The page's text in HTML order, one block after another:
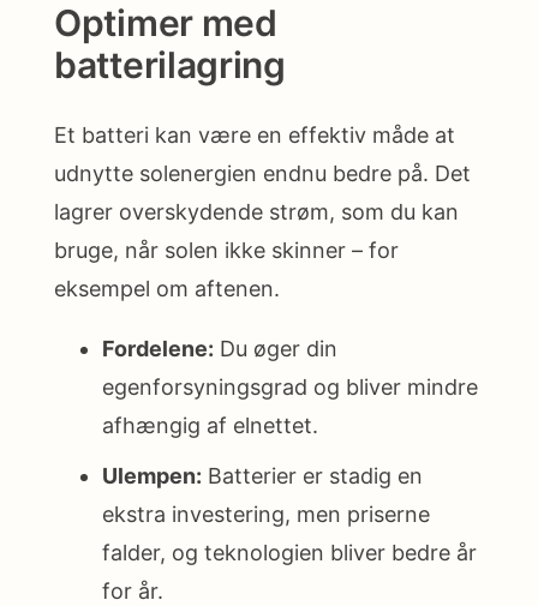
Optimer med
batterilagring
Et batteri kan være en effektiv måde at
udnytte solenergien endnu bedre på. Det
lagrer overskydende strøm, som du kan
bruge, når solen ikke skinner – for
eksempel om aftenen.
Fordelene: Du øger din
egenforsyningsgrad og bliver mindre
afhængig af elnettet.
Ulempen: Batterier er stadig en
ekstra investering, men priserne
falder, og teknologien bliver bedre år
for år.